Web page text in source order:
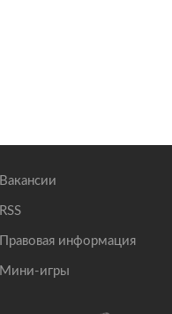
Вакансии
RSS
Правовая информация
Мини-игры